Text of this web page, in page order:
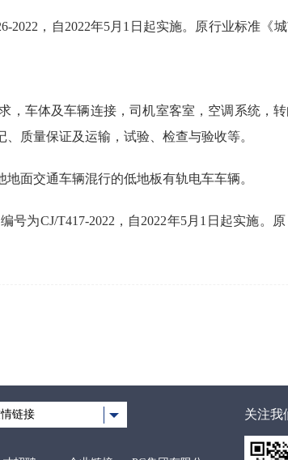
2022，自2022年5月1日起实施。原行业标准《
车体及车辆连接，司机室客室，空调系统，
质量保证及运输，试验、检查与验收等。
面交通车辆混行的低地板有轨电车车辆。
为CJ/T417-2022，自2022年5月1日起实施。
链接 关注我